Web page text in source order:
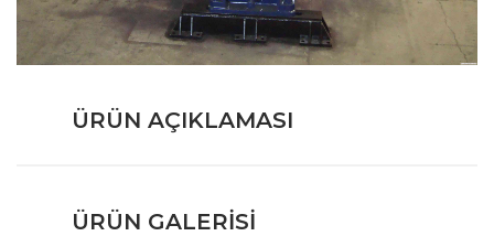
ÜRÜN AÇIKLAMASI
ÜRÜN GALERISI